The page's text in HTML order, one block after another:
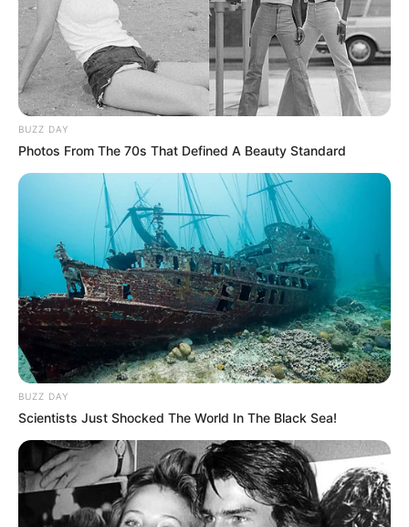
estupefacientes.
COMPARTIR
ALERTA BOGOTÁ EN GOOGLE NEWS
TEMAS RELACIONADOS
FISCALÍA
EJÉRCITO NACIONAL
SAN ANTONIO
MANTÉNGASE EN ALERTA
Tenemos todas las noticias que le
interesan. Para estar bien informado, por
ACTIVAR AHORA
BUZZ DAY
Photos From The 70s That Defined A Beauty Standard
BUZZ DAY
Scientists Just Shocked The World In The Black Sea!